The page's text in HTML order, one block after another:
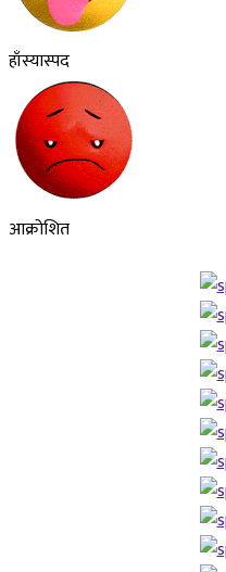
हाँस्यास्पद
आक्रोशित